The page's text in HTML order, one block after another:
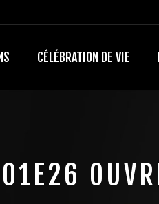
CÉLÉBRATION DE VIE